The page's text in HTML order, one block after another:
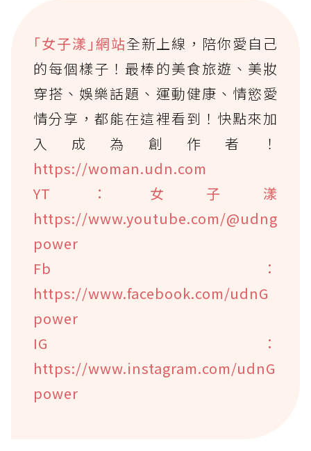
｢女子漾｣網站全新上線，陪你愛自己
的每個樣子！最棒的美食旅遊、美妝
穿搭、娛樂話題、運動健康、情慾愛
情分享，都能在這裡看到！快點來加
入成為創作者！
https://woman.udn.com
YT：女子漾
https://www.youtube.com/@udng
power
Fb：
https://www.facebook.com/udnG
power
IG：
https://www.instagram.com/udnG
power